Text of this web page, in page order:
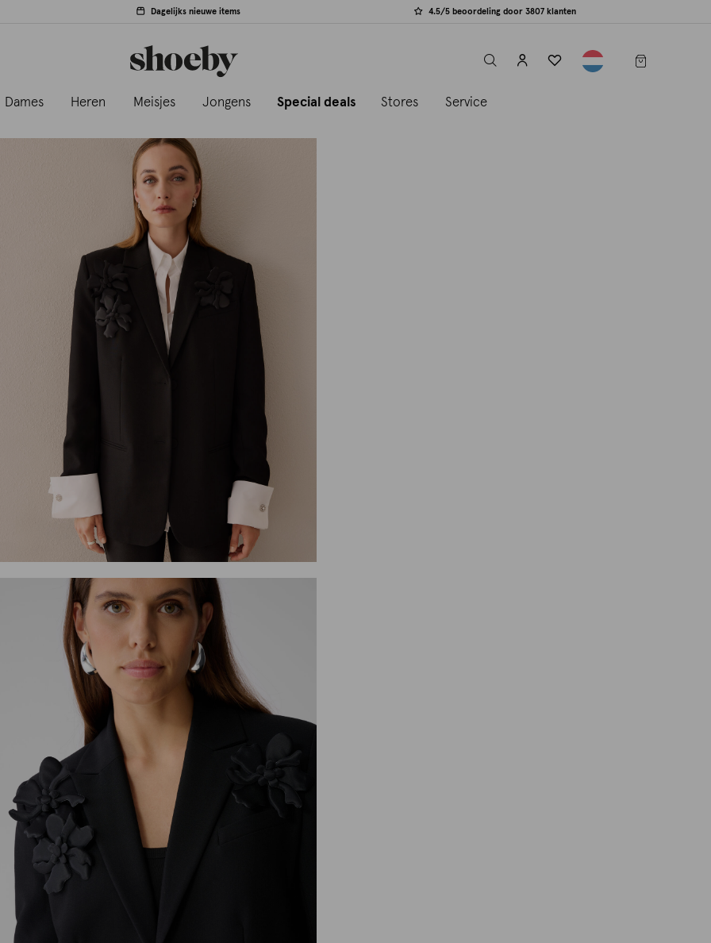
Dagelijks nieuwe items 4.5/5 beoordeling door 3807 klanten
label.header.toggle
Dames Heren Meisjes Jongens Special deals Stores Service